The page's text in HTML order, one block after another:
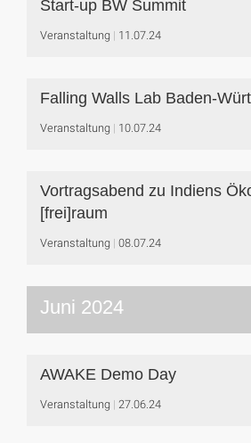
Start-up BW Summit
Veranstaltung 11.07.24
Falling Walls Lab Baden-
Veranstaltung 10.07.24
Vortragsabend zu Indiens
[frei]raum
Veranstaltung 08.07.24
Juni 2024
AWAKE Demo Day
Veranstaltung 27.06.24